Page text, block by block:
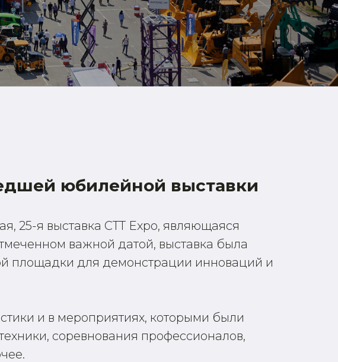
юбилейной выставки
25-я выставка CTT Expo, являющаяся
важной датой, выставка была
площадки для демонстрации инноваций и
и в мероприятиях, которыми были
соревнования профессионалов,